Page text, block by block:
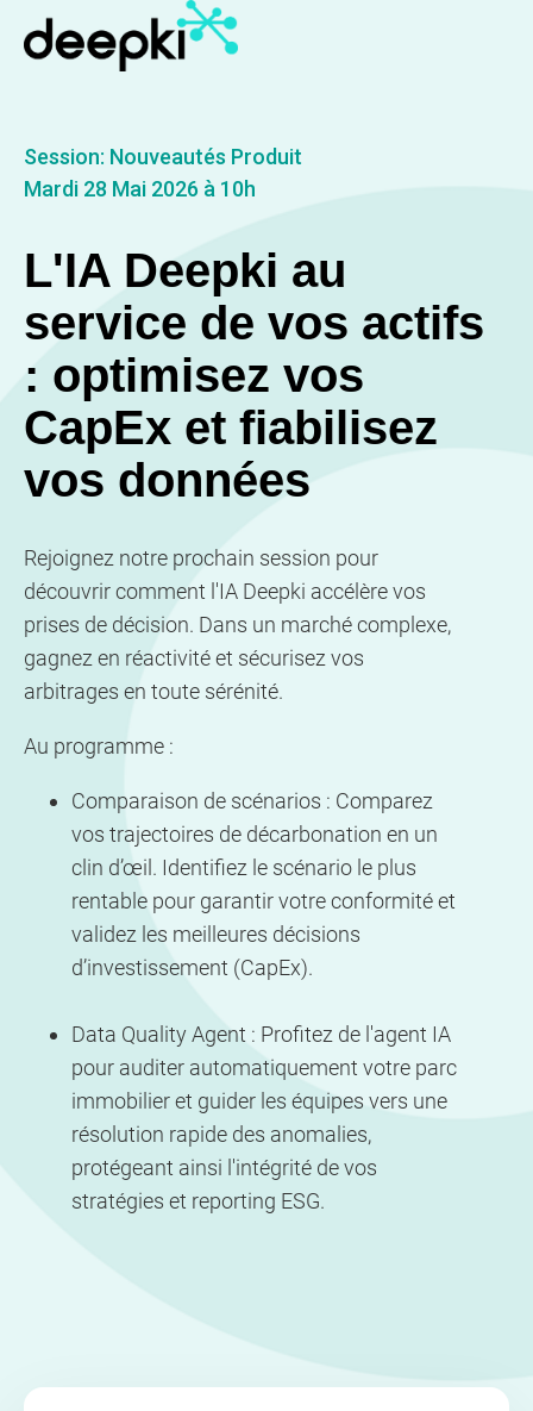
Session: Nouveautés Produit
Mardi 28 Mai 2026 à 10h
L'IA Deepki au
service de vos actifs
: optimisez vos
CapEx et fiabilisez
vos données
Rejoignez notre prochain session pour
découvrir comment l'IA Deepki accélère vos
prises de décision. Dans un marché complexe,
gagnez en réactivité et sécurisez vos
arbitrages en toute sérénité.
Au programme :
Comparaison de scénarios : Comparez
vos trajectoires de décarbonation en un
clin d’œil. Identifiez le scénario le plus
rentable pour garantir votre conformité et
validez les meilleures décisions
d’investissement (CapEx).
Data Quality Agent : Profitez de l'agent IA
pour auditer automatiquement votre parc
immobilier et guider les équipes vers une
résolution rapide des anomalies,
protégeant ainsi l'intégrité de vos
stratégies et reporting ESG.